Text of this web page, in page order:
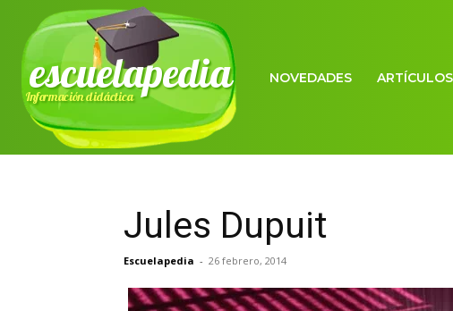
escuelapedia
Información didáctica
NOVEDADES ARTÍCULOS
Jules Dupuit
Escuelapedia - 26 febrero, 2014